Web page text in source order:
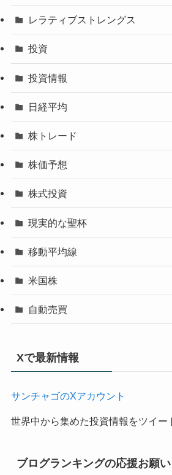
レラティブストレングス
投資
投資情報
日経平均
株トレード
株価予想
株式投資
現実的な聖杯
移動平均線
米国株
自動売買
Xで最新情報
サンチャゴのXアカウント
世界中から集めた投資情報をツイー
ブログランキングの応援お願い